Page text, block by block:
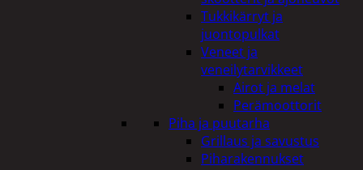
Tukkikärryt ja
juontopulkat
Veneet ja
veneilytarvikkeet
Airot ja melat
Perämoottorit
Piha ja puutarha
Grillaus ja savustus
Piharakennukset